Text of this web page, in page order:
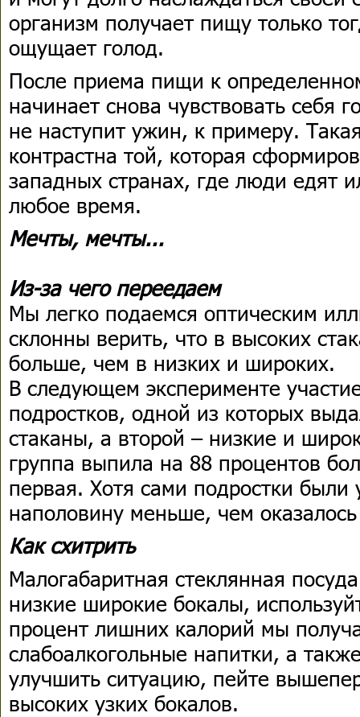
организм получает пищу только
ощущает голод.
После приема пищи к
начинает снова чувствовать себя
не наступит ужин, к примеру.
контрастна той, которая
западных странах, где люди едят
любое время.
Мечты, мечты...
Из-за чего переедаем
Мы легко подаемся оптическим
склонны верить, что в высоких
больше, чем в низких и широких.
В следующем эксперименте
подростков, одной из которых
стаканы, а второй – низкие и
группа выпила на 88 процентов
первая. Хотя сами подростки
наполовину меньше, чем
Как схитрить
Малогабаритная стеклянная
низкие широкие бокалы,
процент лишних калорий мы
слабоалкогольные напитки, а
улучшить ситуацию, пейте
высоких узких бокалов.